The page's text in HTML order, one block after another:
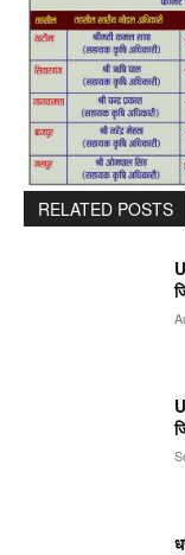
RELATED POSTS